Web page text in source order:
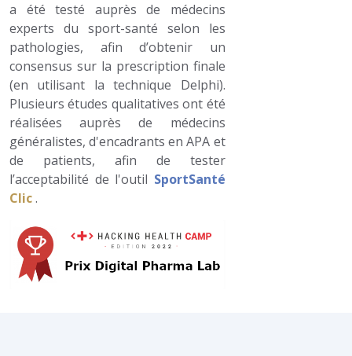
a été testé auprès de médecins
experts du sport-santé selon les
pathologies, afin d’obtenir un
consensus sur la prescription finale
(en utilisant la technique Delphi).
Plusieurs études qualitatives ont été
réalisées auprès de médecins
généralistes, d'encadrants en APA et
de patients, afin de tester
l’acceptabilité de l'outil SportSanté
Clic.